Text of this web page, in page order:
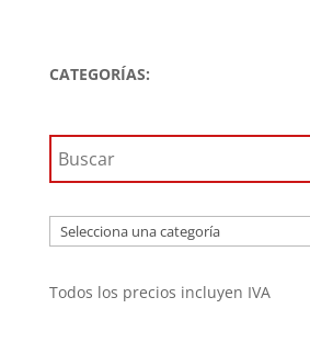
era:
CATEGORÍAS:
Selecciona
una
Todos los precios incluyen IVA